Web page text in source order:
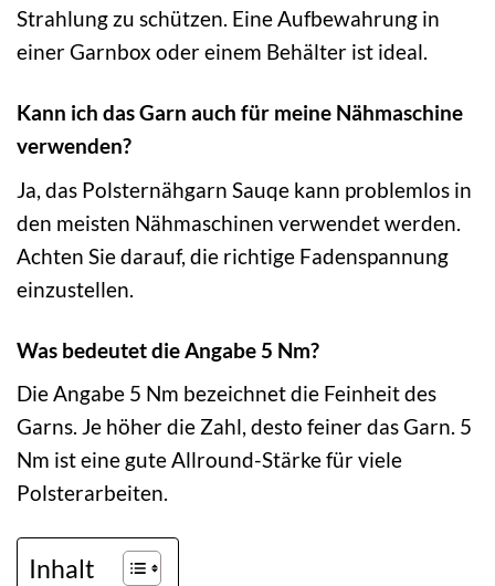
Strahlung zu schützen. Eine Aufbewahrung in
einer Garnbox oder einem Behälter ist ideal.
Kann ich das Garn auch für meine Nähmaschine
verwenden?
Ja, das Polsternähgarn Sauqe kann problemlos in
den meisten Nähmaschinen verwendet werden.
Achten Sie darauf, die richtige Fadenspannung
einzustellen.
Was bedeutet die Angabe 5 Nm?
Die Angabe 5 Nm bezeichnet die Feinheit des
Garns. Je höher die Zahl, desto feiner das Garn. 5
Nm ist eine gute Allround-Stärke für viele
Polsterarbeiten.
Inhalt